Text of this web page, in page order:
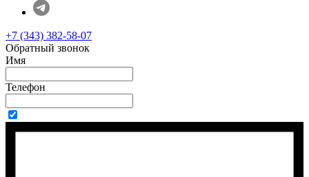
+7 (343) 382-58-07
Обратный звонок
Имя
Телефон